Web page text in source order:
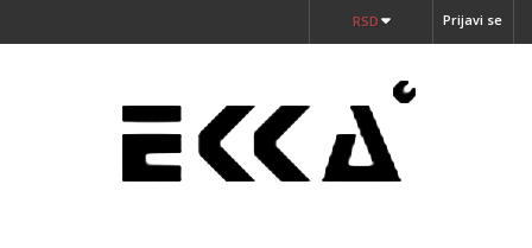
Prijavi se
RSD